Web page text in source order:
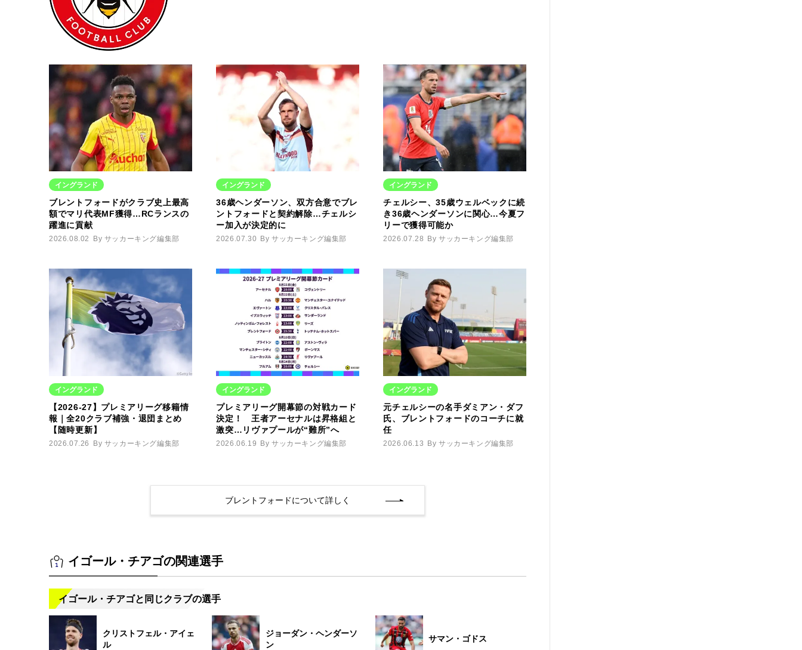
イングランド
ブレントフォードがクラブ史上最高
額でマリ代表MF獲得…RCランスの
躍進に貢献
2026.08.02 By サッカーキング編集部
イングランド
36歳ヘンダーソン、双方合意でブレ
ントフォードと契約解除…チェルシ
ー加入が決定的に
2026.07.30 By サッカーキング編集部
イングランド
チェルシー、35歳ウェルベックに続
き36歳ヘンダーソンに関心…今夏フ
リーで獲得可能か
2026.07.28 By サッカーキング編集部
イングランド
【2026-27】プレミアリーグ移籍情
報｜全20クラブ補強・退団まとめ
【随時更新】
2026.07.26 By サッカーキング編集部
イングランド
プレミアリーグ開幕節の対戦カード
決定！ 王者アーセナルは昇格組と
激突…リヴァプールが“難所”へ
2026.06.19 By サッカーキング編集部
イングランド
元チェルシーの名手ダミアン・ダフ
氏、ブレントフォードのコーチに就
任
2026.06.13 By サッカーキング編集部
ブレントフォードについて詳しく
イゴール・チアゴの関連選手
イゴール・チアゴと同じクラブの選手
クリストフェル・アイェ
ル
ジョーダン・ヘンダーソ
ン
サマン・ゴドス